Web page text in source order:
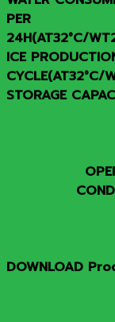
PER
24H(AT32°C/
ICE
CYCLE(AT32°C/
STORAGE
DOWNLOAD